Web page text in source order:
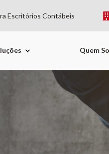
Escritórios Contábeis
Quem